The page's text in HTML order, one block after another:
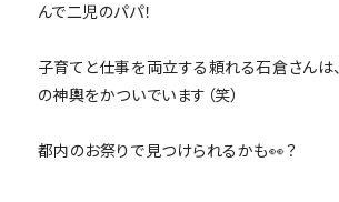
んで二児のパパ！
子育てと仕事を両立する頼れる石倉さんは
の神輿をかついでいます（笑）
都内のお祭りで見つけられるかも👀？